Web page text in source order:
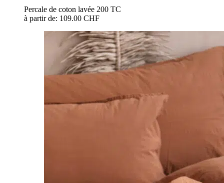
Percale de coton lavée 200 TC
à partir de: 109.00 CHF